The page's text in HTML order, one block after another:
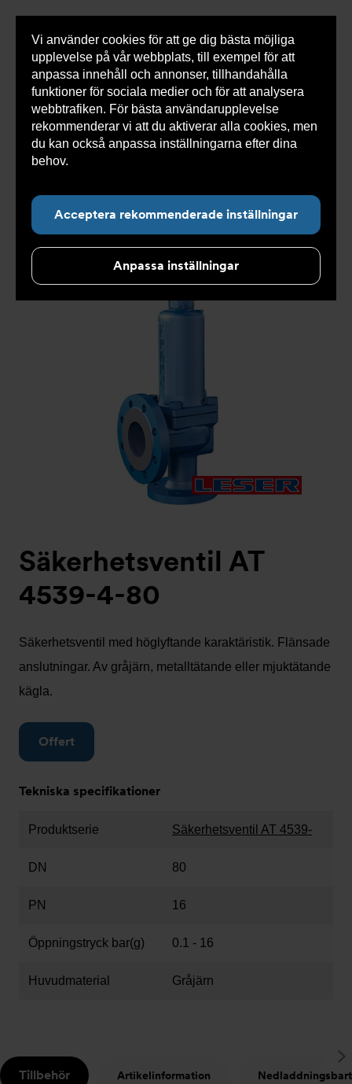
Vi använder cookies för att ge dig bästa möjliga
upplevelse på vår webbplats, till exempel för att
anpassa innehåll och annonser, tillhandahålla
funktioner för sociala medier och för att analysera
webbtrafiken. För bästa användarupplevelse
rekommenderar vi att du aktiverar alla cookies, men
du kan också anpassa inställningarna efter dina
behov.
Acceptera rekommenderade inställningar
Anpassa inställningar
0 varorSnabborder
Du
här:
Armatec > Produkter > Tryckavsäkring
>
Industriella säkerhetsventiler
> High performance
>
Säkerhetsventil AT 4539-
>
Säkerhetsventil AT 4539-4-
Säkerhetsventil AT
4539-4-80
Säkerhetsventil med höglyftande karaktäristik. Flänsade
anslutningar. Av gråjärn, metalltätande eller mjuktätande
kägla.
Offert
Tekniska specifikationer
Produktserie Säkerhetsventil AT 4539-
DN 80
PN 16
Öppningstryck bar(g) 0.1 - 16
Huvudmaterial Gråjärn
Tillbehör Artikelinformation Nedladdningsbart